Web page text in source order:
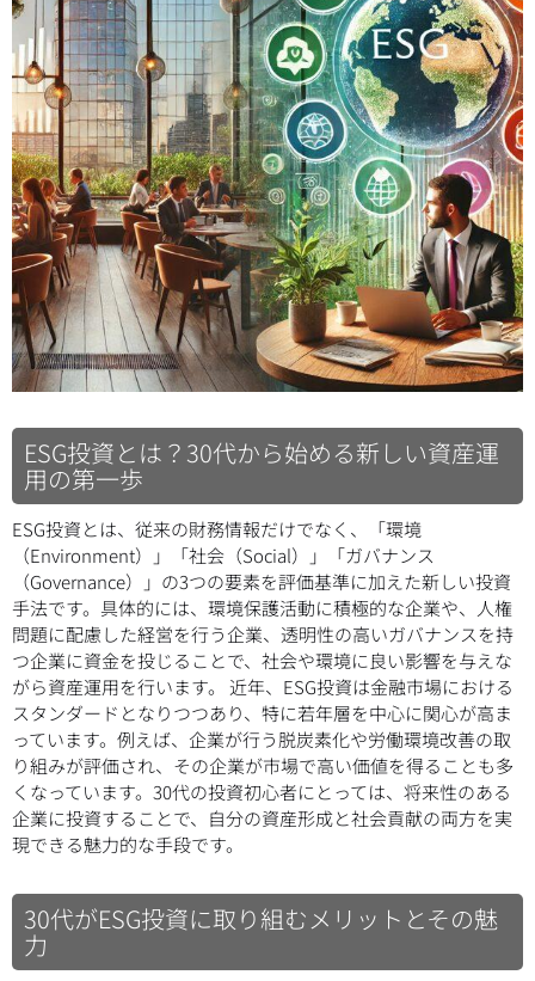
ESG投資とは？30代から始める新しい資産運
用の第一歩
ESG投資とは、従来の財務情報だけでなく、「環境
（Environment）」「社会（Social）」「ガバナンス
（Governance）」の3つの要素を評価基準に加えた新しい投資
手法です。具体的には、環境保護活動に積極的な企業や、人権
問題に配慮した経営を行う企業、透明性の高いガバナンスを持
つ企業に資金を投じることで、社会や環境に良い影響を与えな
がら資産運用を行います。 近年、ESG投資は金融市場における
スタンダードとなりつつあり、特に若年層を中心に関心が高ま
っています。例えば、企業が行う脱炭素化や労働環境改善の取
り組みが評価され、その企業が市場で高い価値を得ることも多
くなっています。30代の投資初心者にとっては、将来性のある
企業に投資することで、自分の資産形成と社会貢献の両方を実
現できる魅力的な手段です。
30代がESG投資に取り組むメリットとその魅
力